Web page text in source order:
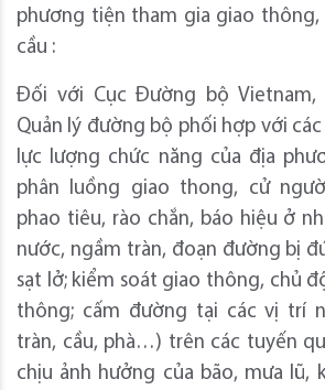
phương tiện tham gia giao thông,
cầu :
Đối với Cục Đường bộ Vietnam,
Quản lý đường bộ phối hợp với các
lực lượng chức năng của địa
phân luồng giao thong, cử
phao tiêu, rào chắn, báo hiệu ở
nước, ngầm tràn, đoạn đường bị
sạt lở; kiểm soát giao thông, chủ
thông; cấm đường tại các vị trí
tràn, cầu, phà…) trên các tuyến
chịu ảnh hưởng của bão, mưa lũ,